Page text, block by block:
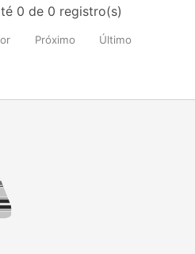
0 de 0 registro(s)
Próximo Último